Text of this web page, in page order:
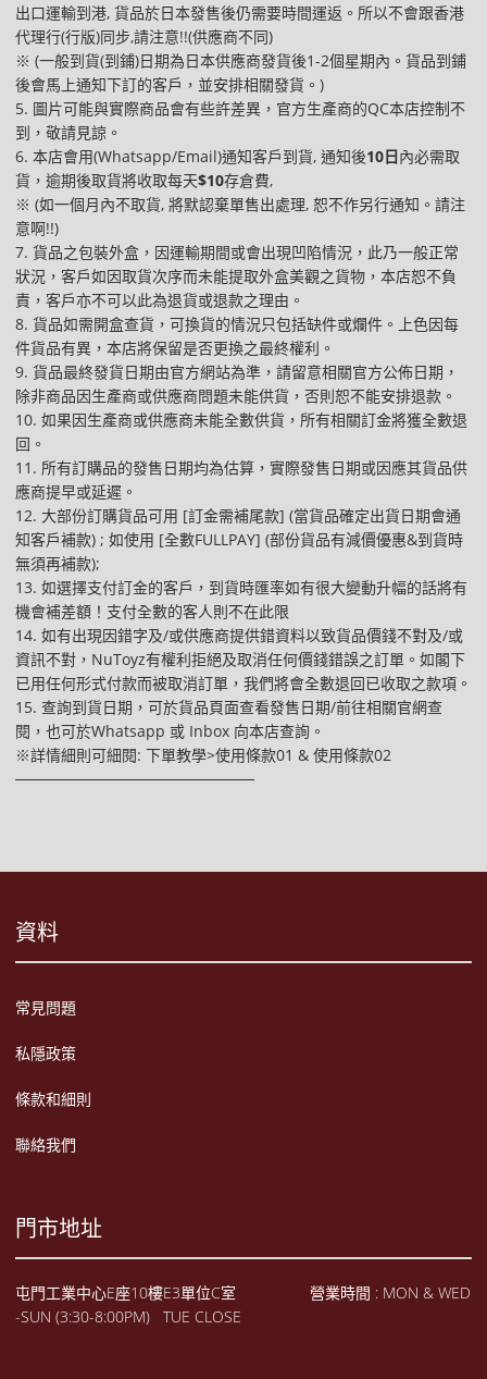
出口運輸到港, 貨品於日本發售後仍需要時間運返。所以不會跟香港
代理行(行版)同步,請注意!!(供應商不同)
※ (一般到貨(到鋪)日期為日本供應商發貨後1-2個星期內。貨品到鋪
後會馬上通知下訂的客戶，並安排相關發貨。)
5. 圖片可能與實際商品會有些許差異，官方生產商的QC本店控制不
到，敬請見諒。
6. 本店會用(Whatsapp/Email)通知客戶到貨, 通知後10日內必需取
貨，逾期後取貨將收取每天$10存倉費,
※ (如一個月內不取貨, 將默認棄單售出處理, 恕不作另行通知。請注
意啊!!)
7. 貨品之包裝外盒，因運輸期間或會出現凹陷情況，此乃一般正常
狀況，客戶如因取貨次序而未能提取外盒美觀之貨物，本店恕不負
責，客戶亦不可以此為退貨或退款之理由。
8. 貨品如需開盒查貨，可換貨的情況只包括缺件或爛件。上色因每
件貨品有異，本店將保留是否更換之最終權利。
9. 貨品最終發貨日期由官方網站為準，請留意相關官方公佈日期，
除非商品因生產商或供應商問題未能供貨，否則恕不能安排退款。
10. 如果因生產商或供應商未能全數供貨，所有相關訂金將獲全數退
回。
11. 所有訂購品的發售日期均為估算，實際發售日期或因應其貨品供
應商提早或延遲。
12. 大部份訂購貨品可用 [訂金需補尾款] (當貨品確定出貨日期會通
知客戶補款) ; 如使用 [全數FULLPAY] (部份貨品有減價優惠&到貨時
無須再補款);
13. 如選擇支付訂金的客戶，到貨時匯率如有很大變動升幅的話將有
機會補差額！支付全數的客人則不在此限
14. 如有出現因錯字及/或供應商提供錯資料以致貨品價錢不對及/或
資訊不對，NuToyz有權利拒絕及取消任何價錢錯誤之訂單。如閣下
已用任何形式付款而被取消訂單，我們將會全數退回已收取之款項。
15. 查詢到貨日期，可於貨品頁面查看發售日期/前往相關官網查
閱，也可於Whatsapp 或 Inbox 向本店查詢。
※詳情細則可細閱: 下單教學>使用條款01 & 使用條款02
──────────────────────
資料
常見問題
私隱政策
條款和細則
聯絡我們
門市地址
屯門工業中心E座10樓E3單位C室 營業時間 : MON & WED
-SUN (3:30-8:00PM) TUE CLOSE